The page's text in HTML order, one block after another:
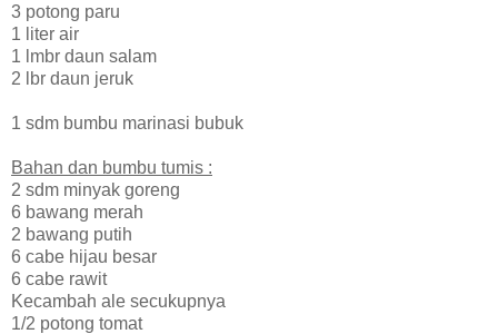
3 potong paru
1 liter air
1 lmbr daun salam
2 lbr daun jeruk
1 sdm bumbu marinasi bubuk
Bahan dan bumbu tumis :
2 sdm minyak goreng
6 bawang merah
2 bawang putih
6 cabe hijau besar
6 cabe rawit
Kecambah ale secukupnya
1/2 potong tomat